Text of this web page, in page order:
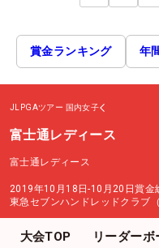
賞金ランキング 年
JLPGAツアー 国内女子
富士通レディース
富士通レディース
2019年10月18日-10月20日賞金
東急セブンハンドレッドクラブ（
大会TOP リーダーボ